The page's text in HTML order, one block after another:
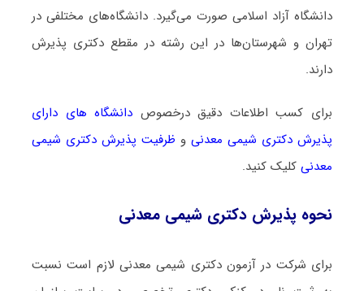
دانشگاه آزاد اسلامی صورت می‌گیرد. دانشگاه‌های مختلفی در
تهران و شهرستان‌ها در این رشته در مقطع دکتری پذیرش
دارند.
برای کسب اطلاعات دقیق درخصوص دانشگاه های دارای
پذیرش دکتری شیمی معدنیو ظرفیت پذیرش دکتری شیمی
معدنیکلیک کنید.
نحوه پذیرش دکتری شیمی معدنی
برای شرکت در آزمون دکتری شیمی معدنی لازم است نسبت